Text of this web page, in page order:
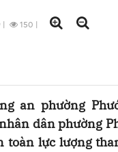
| 150 |
an phường
dân phường
toàn lực lượng